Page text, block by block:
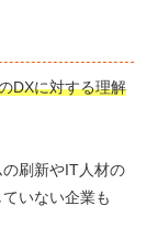
DXに対する理解
刷新やIT人材の
いない企業も